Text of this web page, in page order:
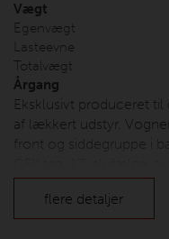
Vægt
Egenvægt
Lasteevne
Totalvægt
Årgang
Eksklusivt produceret
af lækkert udstyr.
front og siddegruppe i
bremser, myggenet
luge, m.m. Prisen er
nummerplade og
flere detaljer